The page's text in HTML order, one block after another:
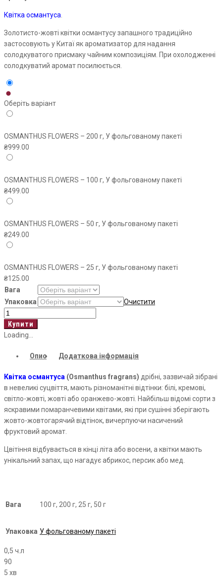
Квітка османтуса.
Золотисто-жовті квітки османтусу запашного традиційно
застосовують у Китаї як ароматизатор для надання
солодкуватого присмаку чайним композиціям. При охолодженні
солодкуватий аромат посилюється.
Оберіть варіант
OSMANTHUS FLOWERS – 200 г, У фольгованому пакеті
₴999.00
OSMANTHUS FLOWERS – 100 г, У фольгованому пакеті
₴499.00
OSMANTHUS FLOWERS – 50 г, У фольгованому пакеті
₴249.00
OSMANTHUS FLOWERS – 25 г, У фольгованому пакеті
₴125.00
Вага
Упаковка
Очистити
OSMANTHUS
FLOWERS
кількість
Купити
Loading...
Опис Додаткова інформація
Квітка османтуса (Osmanthus fragrans) дрібні, зазвичай зібрані
в невеликі суцвіття, мають різноманітні відтінки: білі, кремові,
світло-жовті, жовті або оранжево-жовті. Найбільш відомі сорти з
яскравими помаранчевими квітами, які при сушінні зберігають
жовто-жовтогарячий відтінок, вичерпуючи насичений
фруктовий аромат.
Цвітіння відбувається в кінці літа або восени, а квітки мають
унікальний запах, що нагадує абрикос, персик або мед.
Вага 100 г, 200 г, 25 г, 50 г
Упаковка У фольгованому пакеті
0,5 ч.л
90
5 хв